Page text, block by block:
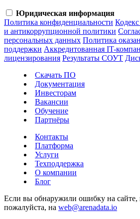
Юридическая информация
Политика конфиденциальности
и антикоррупционной политики
персональных данных Политика
поддержки Аккредитованная IT-
лицензирования Результаты СОУТ
Скачать ПО
Документация
Инвесторам
Вакансии
Обучение
Партнёры
Контакты
Платформа
Услуги
Техподдержка
О компании
Блог
Если вы обнаружили ошибку на сайте,
пожалуйста, на web@arenadata.io